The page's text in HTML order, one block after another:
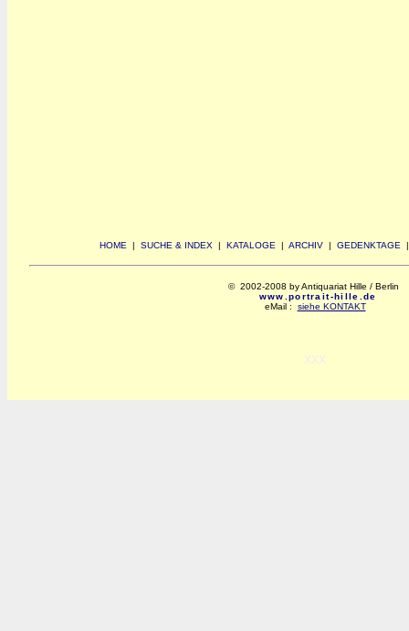
HOME | SUCHE & INDEX | KATALOGE | ARCHIV | GEDENKTAGE
© 2002-2008 by Antiquariat Hille / Berlin
www.portrait-hille.de
eMail : siehe KONTAKT
xxx